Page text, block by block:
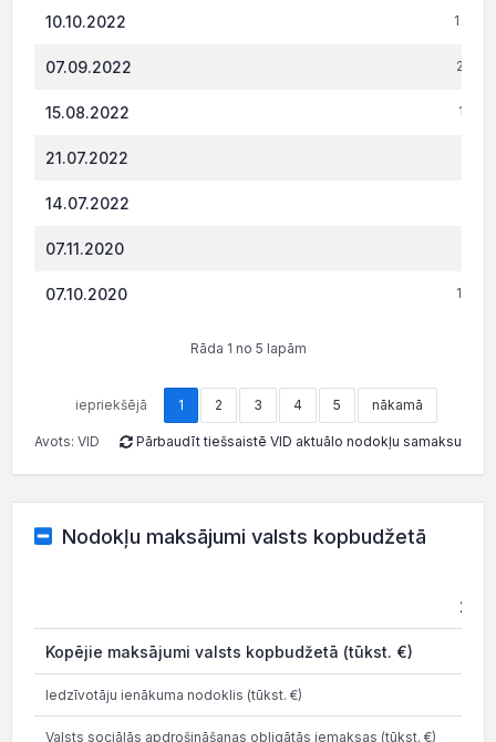
10.10.2022 1
07.09.2022 2
15.08.2022 1
21.07.2022
14.07.2022
07.11.2020
07.10.2020 1
Rāda 1 no 5 lapām
iepriekšējā 1 2 3 4 5 nākamā
Avots: VID Pārbaudīt tiešsaistē VID aktuālo nodokļu samaksu
Nodokļu maksājumi valsts kopbudžetā
Kopējie maksājumi valsts kopbudžetā (tūkst. €)
Iedzīvotāju ienākuma nodoklis (tūkst. €)
Valsts sociālās apdrošināšanas obligātās iemaksas (tūkst. €)